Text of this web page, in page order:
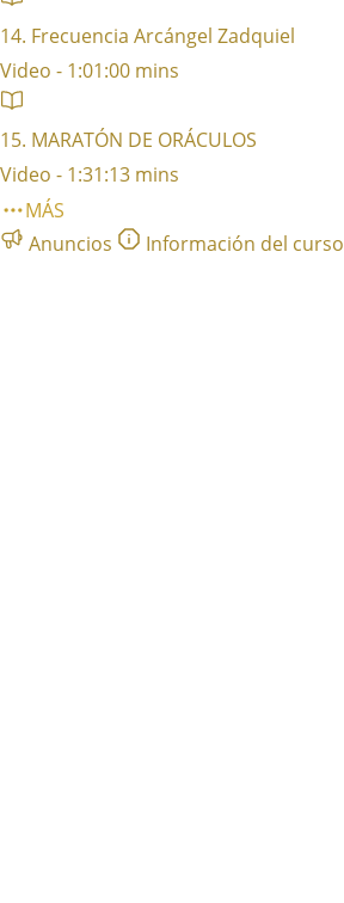
14. Frecuencia Arcángel Zadquiel
Video - 1:01:00 mins
15. MARATÓN DE ORÁCULOS
Video - 1:31:13 mins
MÁS
Anuncios
Información del curso